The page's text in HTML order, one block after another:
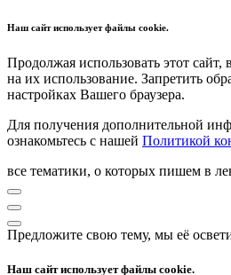
Наш сайт использует файлы cookie.
Продолжая использовать этот сайт,
на их использование. Запретить
настройках Вашего браузера.
Для получения дополнительной
ознакомьтесь с нашей Политикой
все тематики, о которых пишем в
Предложите свою тему, мы её
Наш сайт использует файлы cookie.